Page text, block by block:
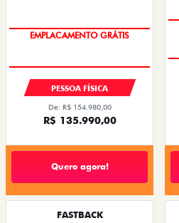
OPORTUNIDADE
PESSOA FÍSICA
De: R$ 154.980,00
R$ 135.990,00
Quero agora!
FASTBACK